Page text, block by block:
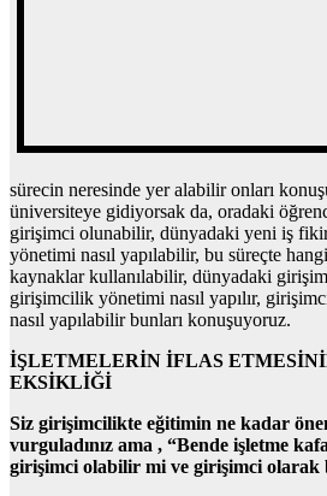
sürecin neresinde yer alabilir onları
üniversiteye gidiyorsak da, oradaki
girişimci olunabilir, dünyadaki yeni iş
yönetimi nasıl yapılabilir, bu süreçte
kaynaklar kullanılabilir, dünyadaki
girişimcilik yönetimi nasıl yapılır,
nasıl yapılabilir bunları konuşuyoruz.
İŞLETMELERİN İFLAS
EKSİKLİĞİ
Siz girişimcilikte eğitimin ne kadar
vurguladınız ama , “Bende işletme
girişimci olabilir mi ve girişimci olarak